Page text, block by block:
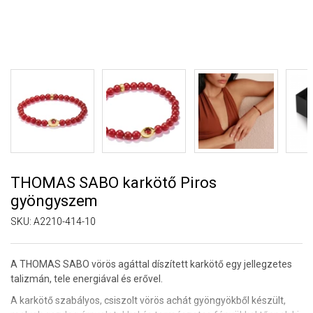
THOMAS SABO karkötő Piros
gyöngyszem
SKU: A2210-414-10
A THOMAS SABO vörös agáttal díszített karkötő egy jellegzetes
talizmán, tele energiával és erővel.
A karkötő szabályos, csiszolt vörös achát gyöngyökből készült,